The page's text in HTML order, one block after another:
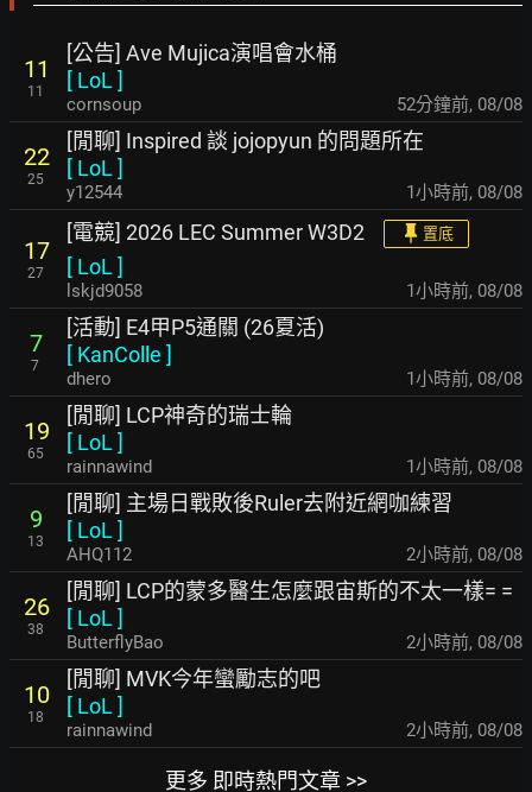
11
11
[公告] Ave Mujica演唱會水桶
[ LoL ]
cornsoup 52分鐘前, 08/08
22
25
[閒聊] Inspired 談 jojopyun 的問題所在
[ LoL ]
y12544 1小時前, 08/08
17
27
[電競] 2026 LEC Summer W3D2 置底
[ LoL ]
lskjd9058 1小時前, 08/08
7
7
[活動] E4甲P5通關 (26夏活)
[ KanColle ]
dhero 1小時前, 08/08
19
65
[閒聊] LCP神奇的瑞士輪
[ LoL ]
rainnawind 1小時前, 08/08
9
13
[閒聊] 主場日戰敗後Ruler去附近網咖練習
[ LoL ]
AHQ112 2小時前, 08/08
26
38
[閒聊] LCP的蒙多醫生怎麼跟宙斯的不太一樣= =
[ LoL ]
ButterflyBao 2小時前, 08/08
10
18
[閒聊] MVK今年蠻勵志的吧
[ LoL ]
rainnawind 2小時前, 08/08
更多 即時熱門文章 >>